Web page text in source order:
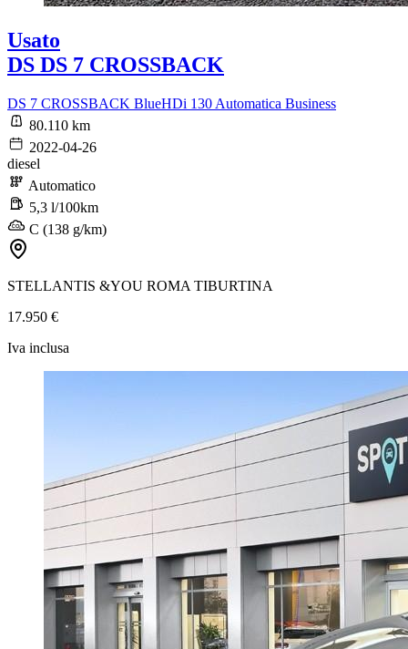
Usato
DS DS 7 CROSSBACK
DS 7 CROSSBACK BlueHDi 130 Automatica Business
80.110 km
2022-04-26
diesel
Automatico
5,3 l/100km
C (138 g/km)
STELLANTIS &YOU ROMA TIBURTINA
17.950 €
Iva inclusa